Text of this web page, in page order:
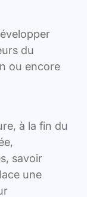
du
ou encore
à la fin du
savoir
une